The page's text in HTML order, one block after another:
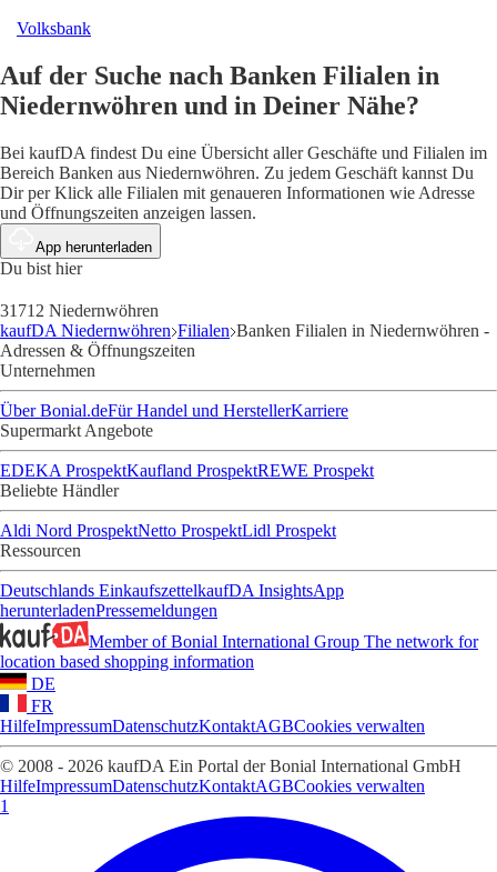
Volksbank
Auf der Suche nach Banken Filialen in
Niedernwöhren und in Deiner Nähe?
Bei kaufDA findest Du eine Übersicht aller Geschäfte und Filialen im
Bereich Banken aus Niedernwöhren. Zu jedem Geschäft kannst Du
Dir per Klick alle Filialen mit genaueren Informationen wie Adresse
und Öffnungszeiten anzeigen lassen.
App herunterladen
Du bist hier
31712 Niedernwöhren
kaufDA Niedernwöhren Filialen Banken Filialen in Niedernwöhren -
Adressen & Öffnungszeiten
Unternehmen
Über Bonial.deFür Handel und HerstellerKarriere
Supermarkt Angebote
EDEKA ProspektKaufland ProspektREWE Prospekt
Beliebte Händler
Aldi Nord ProspektNetto ProspektLidl Prospekt
Ressourcen
Deutschlands EinkaufszettelkaufDA InsightsApp
herunterladenPressemeldungen
Member of Bonial International Group The network for
location based shopping information
DE
FR
HilfeImpressumDatenschutzKontaktAGBCookies verwalten
© 2008 - 2026 kaufDA Ein Portal der Bonial International GmbH
HilfeImpressumDatenschutzKontaktAGBCookies verwalten
1